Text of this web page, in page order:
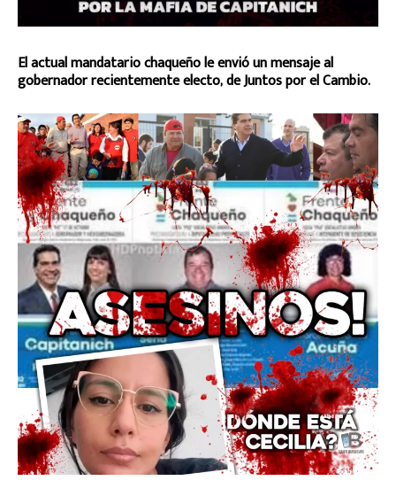
El actual mandatario chaqueño le envió un mensaje al
gobernador recientemente electo, de Juntos por el Cambio.